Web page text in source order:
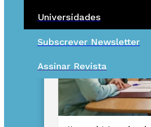
Universidades
Subscrever Newsletter
Assinar Revista